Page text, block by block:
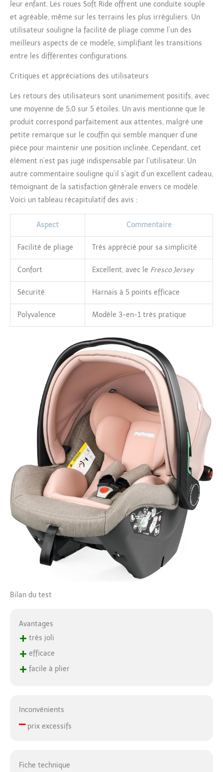
confort maximum
SYSTÈME DE TRANSPORT
: Le système de fixation
automatique permet de
transférer facilement le
siège auto de la voiture
au châssis de la
COMPACTE : La
poussette se plie
facilement de manière
compacte, restant
debout toute seule et
occupant très peu
d'espace
leur enfant. Les roues Soft Ride offrent une conduite souple
et agréable, même sur les terrains les plus irréguliers. Un
utilisateur souligne la facilité de pliage comme l’un des
meilleurs aspects de ce modèle, simplifiant les transitions
entre les différentes configurations.
Critiques et appréciations des utilisateurs
Les retours des utilisateurs sont unanimement positifs, avec
une moyenne de 5,0 sur 5 étoiles. Un avis mentionne que le
produit correspond parfaitement aux attentes, malgré une
petite remarque sur le couffin qui semble manquer d’une
pièce pour maintenir une position inclinée. Cependant, cet
élément n’est pas jugé indispensable par l’utilisateur. Un
autre commentaire souligne qu’il s’agit d’un excellent cadeau,
témoignant de la satisfaction générale envers ce modèle.
Voici un tableau récapitulatif des avis :
Aspect Commentaire
Facilité de pliage Très apprécié pour sa simplicité
Confort Excellent, avec le Fresco Jersey
Sécurité Harnais à 5 points efficace
Polyvalence Modèle 3-en-1 très pratique
Bilan du test
Avantages
+ très joli
+ efficace
+ facile à plier
Inconvénients
–prix excessifs
Fiche technique